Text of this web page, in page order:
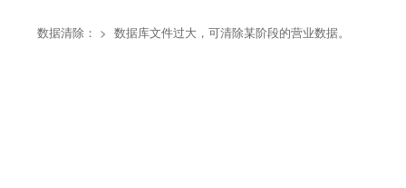
数据清除： > 数据库文件过大，可清除某阶段的营业数据。